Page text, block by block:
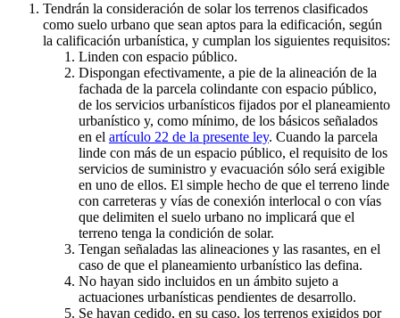
Tendrán la consideración de solar los terrenos clasificados
como suelo urbano que sean aptos para la edificación, según
la calificación urbanística, y cumplan los siguientes requisitos:
Linden con espacio público.
Dispongan efectivamente, a pie de la alineación de la
fachada de la parcela colindante con espacio público,
de los servicios urbanísticos fijados por el planeamiento
urbanístico y, como mínimo, de los básicos señalados
en el artículo 22 de la presente ley. Cuando la parcela
linde con más de un espacio público, el requisito de los
servicios de suministro y evacuación sólo será exigible
en uno de ellos. El simple hecho de que el terreno linde
con carreteras y vías de conexión interlocal o con vías
que delimiten el suelo urbano no implicará que el
terreno tenga la condición de solar.
Tengan señaladas las alineaciones y las rasantes, en el
caso de que el planeamiento urbanístico las defina.
No hayan sido incluidos en un ámbito sujeto a
actuaciones urbanísticas pendientes de desarrollo.
Se hayan cedido, en su caso, los terrenos exigidos por